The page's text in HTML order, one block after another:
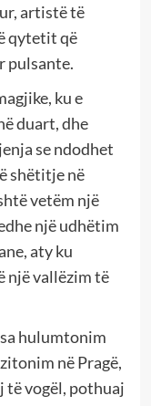
artistë të
qytetit që
pulsante.
ku e
duart, dhe
se ndodhet
shëtitje në
vetëm një
një udhëtim
aty ku
një vallëzim të
hulumtonim
në Pragë,
të vogël, pothuaj